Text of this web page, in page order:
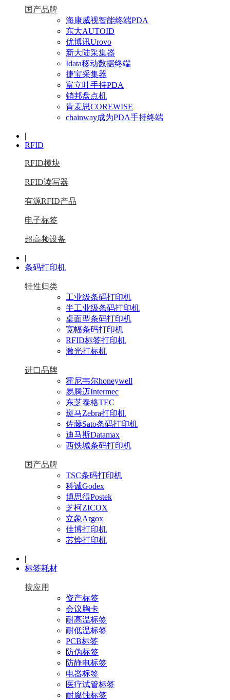
国产品牌
海康威视智能终端PDA
东大AUTOID
优博讯Urovo
新大陆采集器
Idata移动数据终端
捷宝采集器
富立叶手持PDA
销邦盘点机
肯麦思COREWISE
chainway成为PDA手持终端
|
RFID
RFID模块
RFID读写器
有源RFID产品
电子标签
超高频设备
|
条码打印机
特性归类
工业级条码打印机
半工业级条码打印机
桌面型条码打印机
宽幅条码打印机
RFID标签打印机
激光打标机
进口品牌
霍尼韦尔honeywell
易腾迈Intermec
东芝泰格TEC
斑马Zebra打印机
佐藤Sato条码打印机
迪马斯Datamax
西铁城条码打印机
国产品牌
TSC条码打印机
科诚Godex
博思得Postek
芝柯ZICOX
立象Argox
佳博打印机
芯烨打印机
|
标签耗材
按应用
资产标签
会议胸卡
耐高温标签
耐低温标签
PCB标签
防伪标签
防静电标签
电器标签
医疗试管标签
耐腐蚀标签